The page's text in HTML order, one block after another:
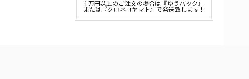
1万円以上のご注文の場合は『ゆうパック』
または『クロネコヤマト』で発送致します！